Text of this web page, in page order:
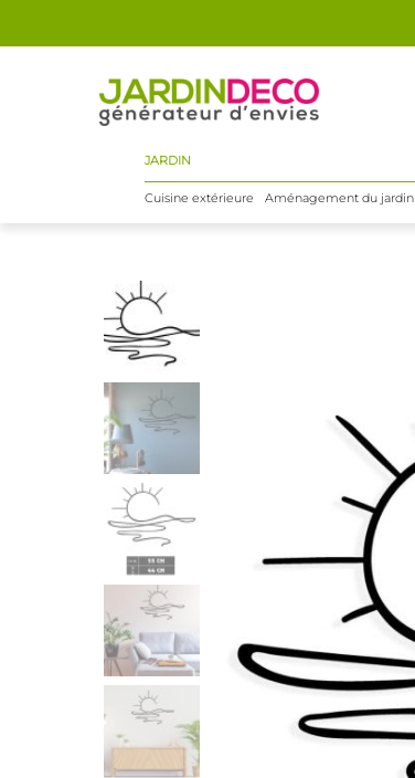
JARDIN
Cuisine extérieure Aménagement du jardin